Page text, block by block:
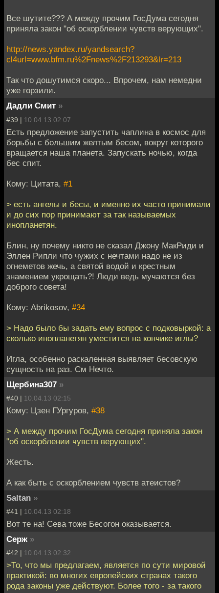
Все шутите??? А между прочим ГосДума сегодня
приняла закон "об оскорблении чувств верующих".
http://news.yandex.ru/yandsearch?
cl4url=www.bfm.ru%2Fnews%2F213293&lr=213
Так что дошутимся скоро... Впрочем, нам немедни
уже горзили.
Дадли Смит »
#39 | 10.04.13 02:07
Есть предложение запустить чаплина в космос для
борьбы с большим желтым бесом, вокруг которого
вращается наша планета. Запускать ночью, когда
бес спит.
Кому: Цитата, #1
> есть ангелы и бесы, и именно их часто принимали
и до сих пор принимают за так называемых
инопланетян.
Блин, ну почему никто не сказал Джону МакРиди и
Эллен Рипли что чужих с нечтами надо не из
огнеметов жечь, а святой водой и крестным
знамением укрощать?! Люди ведь мучаются без
доброго совета!
Кому: Abrikosov, #34
> Надо было бы задать ему вопрос с подковыркой: а
сколько инопланетян уместится на кончике иглы?
Игла, особенно раскаленная выявляет бесовскую
сущность на раз. См Нечто.
Щербина307 »
#40 | 10.04.13 02:15
Кому: Цзен ГУргуров, #38
> А между прочим ГосДума сегодня приняла закон
"об оскорблении чувств верующих".
Жесть.
А как быть с оскорблением чувств атеистов?
Saltan »
#41 | 10.04.13 02:18
Вот те на! Сева тоже Бесогон оказывается.
Серж »
#42 | 10.04.13 02:32
>То, что мы предлагаем, является по сути мировой
практикой: во многих европейских странах такого
рода законы уже действуют. Более того - за такого